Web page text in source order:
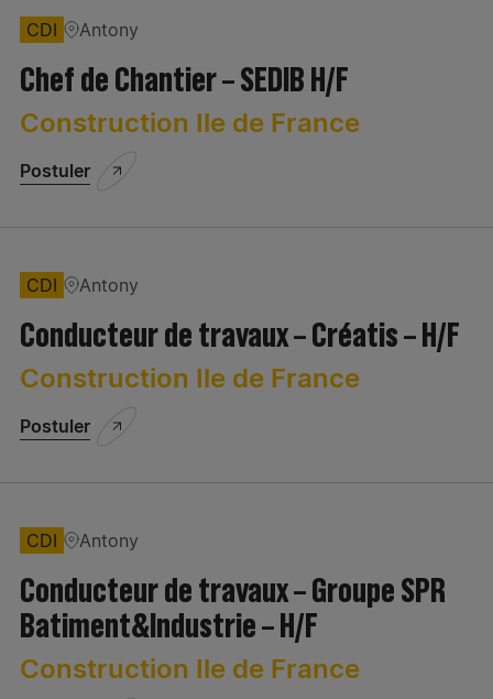
CDI Antony
Chef de Chantier – SEDIB H/F
Construction Ile de France
Postuler
CDI Antony
Conducteur de travaux – Créatis – H/F
Construction Ile de France
Postuler
CDI Antony
Conducteur de travaux – Groupe SPR
Batiment&Industrie – H/F
Construction Ile de France